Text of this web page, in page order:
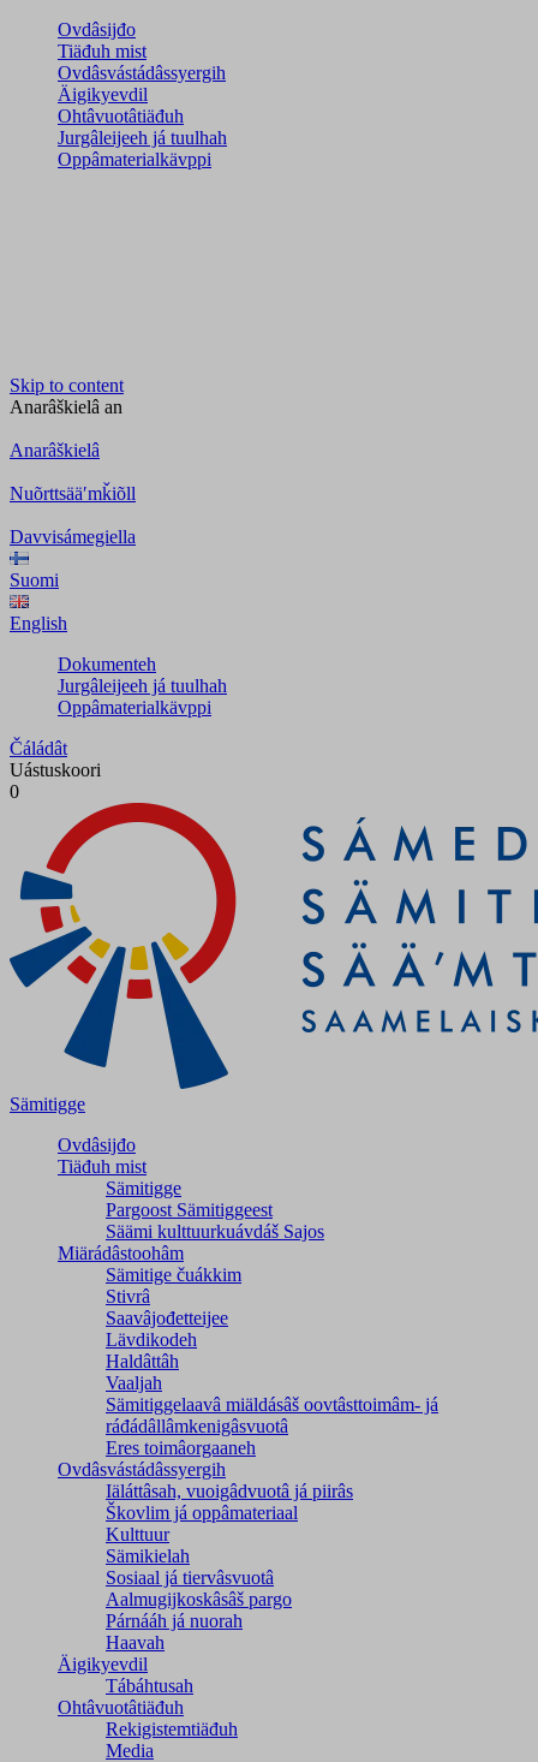
Ovdâsijđo
Tiäđuh mist
Ovdâsvástádâssyergih
Äigikyevdil
Ohtâvuotâtiäđuh
Jurgâleijeeh já tuulhah
Oppâmaterialkävppi
Skip to content
Anarâškielâ an
Anarâškielâ
Nuõrttsääʹmǩiõll
Davvisámegiella
Suomi
English
Dokumenteh
Jurgâleijeeh já tuulhah
Oppâmaterialkävppi
Čáládât
Uástuskoori
0
Sämitigge
Ovdâsijđo
Tiäđuh mist
Sämitigge
Pargoost Sämitiggeest
Säämi kulttuurkuávdáš Sajos
Miärádâstoohâm
Sämitige čuákkim
Stivrâ
Saavâjođetteijee
Lävdikodeh
Haldâttâh
Vaaljah
Sämitiggelaavâ miäldásâš oovtâsttoimâm- já
ráđádâllâmkenigâsvuotâ
Eres toimâorgaaneh
Ovdâsvástádâssyergih
Iäláttâsah, vuoigâdvuotâ já piirâs
Škovlim já oppâmateriaal
Kulttuur
Sämikielah
Sosiaal já tiervâsvuotâ
Aalmugijkoskâsâš pargo
Párnááh já nuorah
Haavah
Äigikyevdil
Tábáhtusah
Ohtâvuotâtiäđuh
Rekigistemtiäđuh
Media